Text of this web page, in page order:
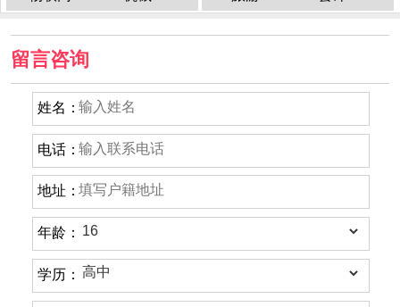
留言咨询
姓名：
电话：
地址：
年龄：
学历：